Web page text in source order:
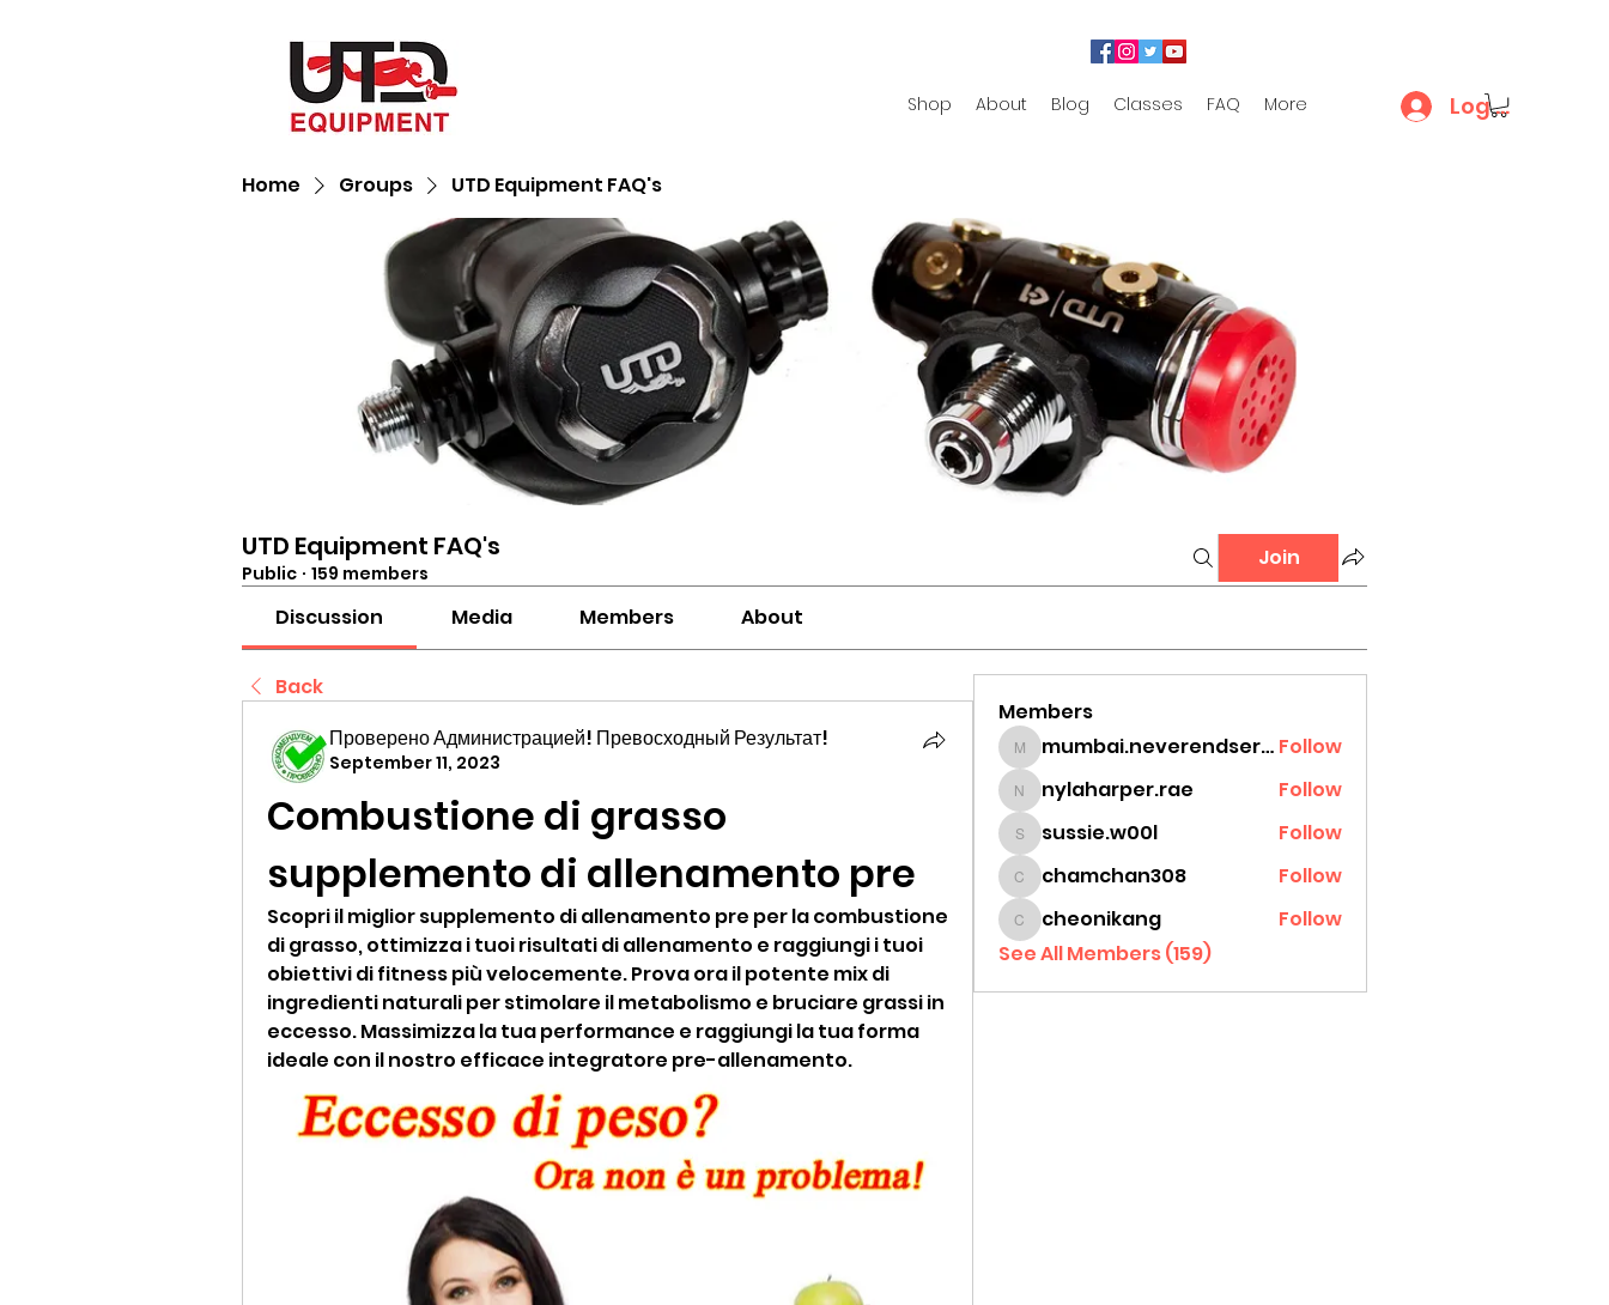
Shop About Blog Classes FAQ More Log In
Home Groups UTD Equipment FAQ's
UTD Equipment FAQ's
Public · 159 members
Join
Discussion Media Members About
Back
Проверено Администрацией! Превосходный Результат!
September 11, 2023
Combustione di grasso
supplemento di allenamento pre
Scopri il miglior supplemento di allenamento pre per la combustione
di grasso, ottimizza i tuoi risultati di allenamento e raggiungi i tuoi
obiettivi di fitness più velocemente. Prova ora il potente mix di
ingredienti naturali per stimolare il metabolismo e bruciare grassi in
eccesso. Massimizza la tua performance e raggiungi la tua forma
ideale con il nostro efficace integratore pre-allenamento.
Members
mumbai.neverendservices mumbai.neverendservices Follow
nylaharper.rae
nylaharper.rae Follow
sussie.w00l
sussie.w00l Follow
chamchan308
chamchan308 Follow
cheonikang
cheonikang
Follow
See All Members (159)